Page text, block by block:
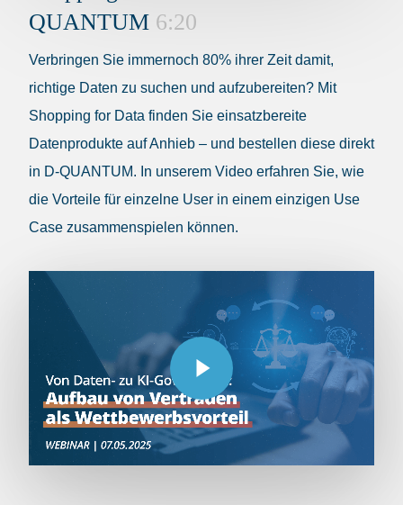
QUANTUM 6:20
Verbringen Sie immernoch 80% ihrer Zeit damit,
richtige Daten zu suchen und aufzubereiten? Mit
Shopping for Data finden Sie einsatzbereite
Datenprodukte auf Anhieb – und bestellen diese direkt
in D-QUANTUM. In unserem Video erfahren Sie, wie
die Vorteile für einzelne User in einem einzigen Use
Case zusammenspielen können.
Play Video
Play Video